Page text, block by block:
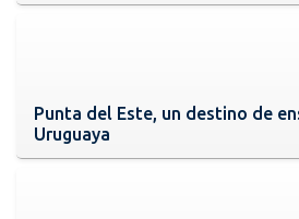
Punta del Este, un destino de
Uruguaya